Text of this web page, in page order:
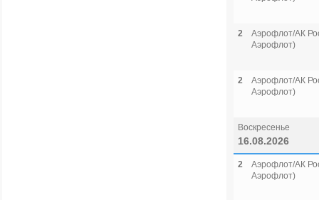
2
Аэрофлот/АК
Аэрофлот)
2
Аэрофлот/АК
Аэрофлот)
Воскресенье
16.08.2026
2
Аэрофлот/АК
Аэрофлот)